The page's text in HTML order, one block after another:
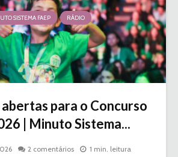
SISTEMA FAEP RÁDIO
para o Concurso
| Minuto Sistema...
2 comentários 1 min. leitura